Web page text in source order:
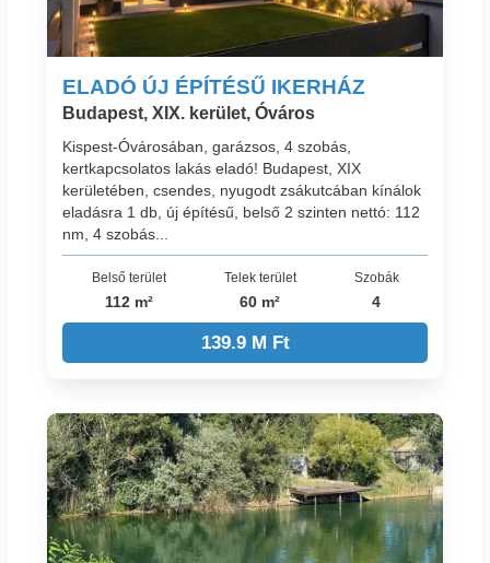
ELADÓ ÚJ ÉPÍTÉSŰ IKERHÁZ
Budapest, XIX. kerület, Óváros
Kispest-Óvárosában, garázsos, 4 szobás,
kertkapcsolatos lakás eladó! Budapest, XIX
kerületében, csendes, nyugodt zsákutcában kínálok
eladásra 1 db, új építésű, belső 2 szinten nettó: 112
nm, 4 szobás...
Belső terület
112 m²
Telek terület
60 m²
Szobák
4
139.9 M Ft